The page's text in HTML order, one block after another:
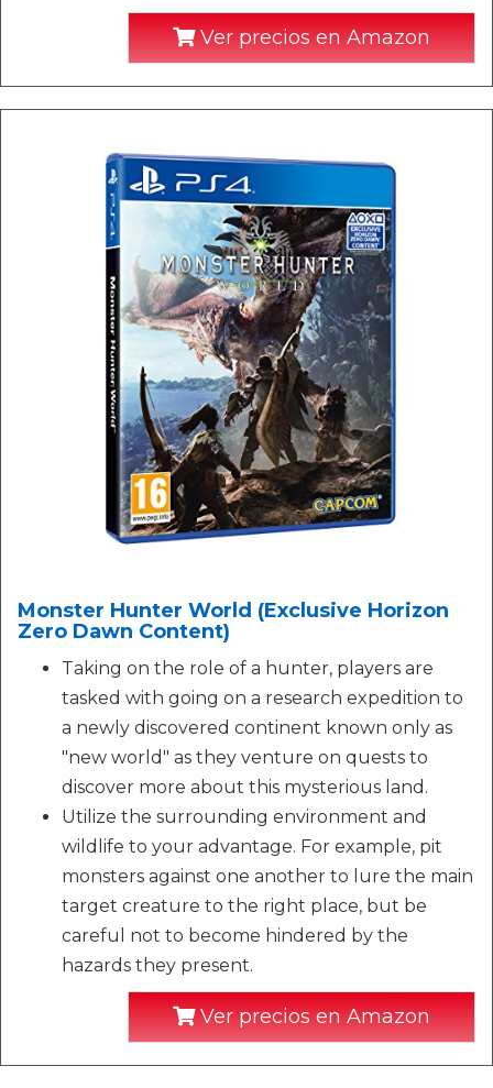
Ver precios en Amazon
Monster Hunter World (Exclusive Horizon
Zero Dawn Content)
Taking on the role of a hunter, players are
tasked with going on a research expedition to
a newly discovered continent known only as
"new world" as they venture on quests to
discover more about this mysterious land.
Utilize the surrounding environment and
wildlife to your advantage. For example, pit
monsters against one another to lure the main
target creature to the right place, but be
careful not to become hindered by the
hazards they present.
Ver precios en Amazon